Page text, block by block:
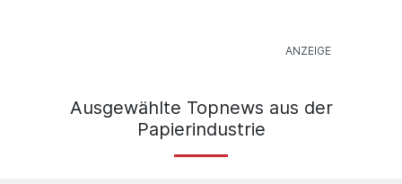
Ausgewählte Topnews aus der
Papierindustrie